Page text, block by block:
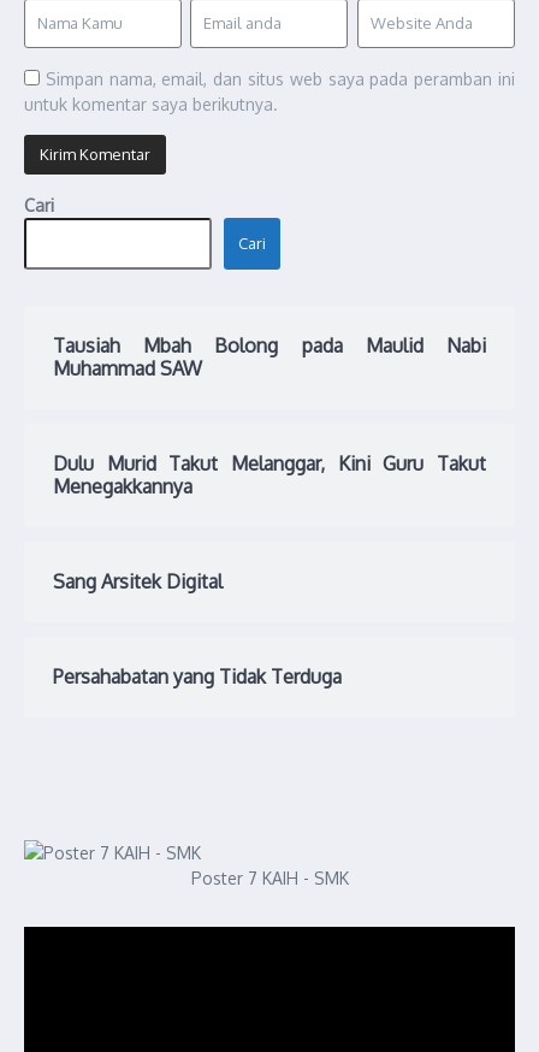
Simpan nama, email, dan situs web saya pada peramban ini
untuk komentar saya berikutnya.
Cari
Cari
Tausiah Mbah Bolong pada Maulid Nabi
Muhammad SAW
Dulu Murid Takut Melanggar, Kini Guru Takut
Menegakkannya
Sang Arsitek Digital
Persahabatan yang Tidak Terduga
Poster 7 KAIH - SMK